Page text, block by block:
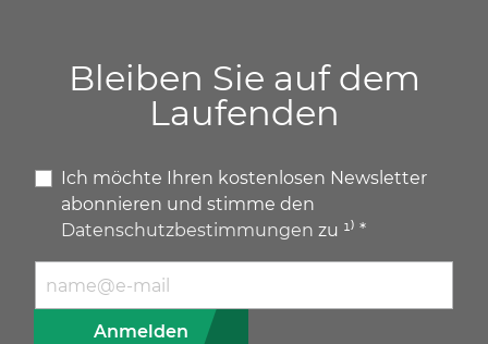
Bleiben Sie auf dem
Laufenden
Ich möchte Ihren kostenlosen Newsletter
abonnieren und stimme den
Datenschutzbestimmungen zu ¹⁾ *
Anmelden